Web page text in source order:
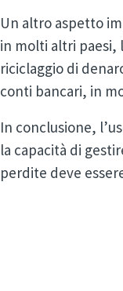
Un altro aspetto
in molti altri paesi,
riciclaggio di
conti bancari, in
In conclusione,
la capacità di
perdite deve